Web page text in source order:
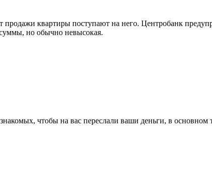
продажи квартиры поступают на него. Центробанк
но обычно невысокая.
чтобы на вас переслали ваши деньги, в основном